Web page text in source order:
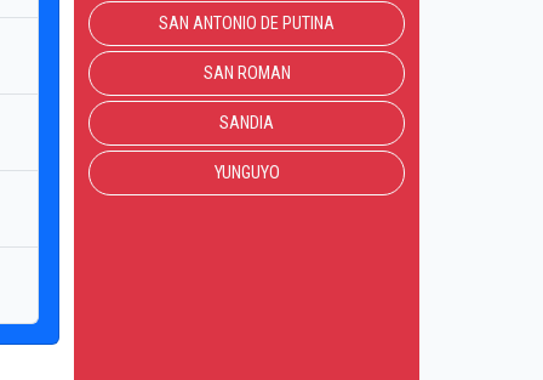
SAN ANTONIO DE PUTINA
SAN ROMAN
SANDIA
YUNGUYO